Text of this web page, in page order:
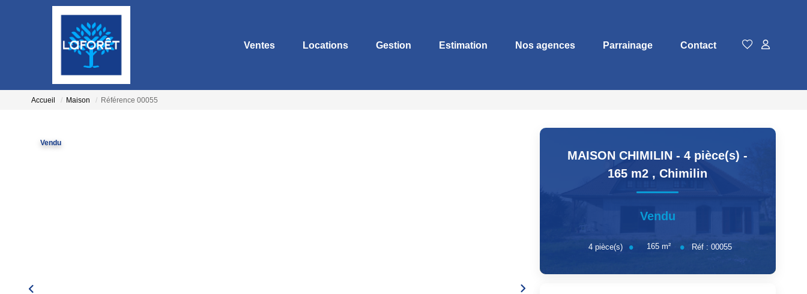
Ventes Locations Gestion Estimation Nos agences Parrainage Contact
Accueil Maison Référence 00055
Vendu
MAISON CHIMILIN - 4 pièce(s) -
165 m2 ,Chimilin
Vendu
4 pièce(s) 165 m² Réf : 00055